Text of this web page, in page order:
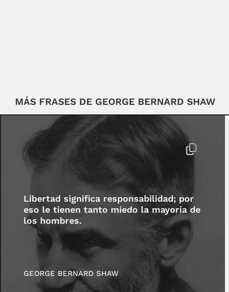
MÁS FRASES DE GEORGE BERNARD SHAW
Libertad significa responsabilidad; por
eso le tienen tanto miedo la mayoría de
los hombres.
GEORGE BERNARD SHAW